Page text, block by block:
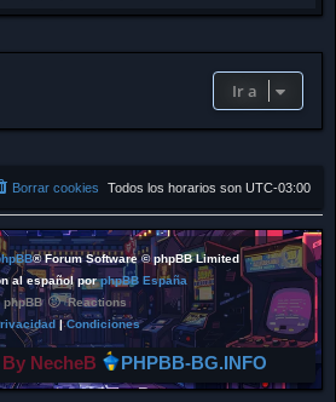
Ir a
Todos los horarios son UTC-03:00
Borrar cookies
® Forum Software © phpBB Limited
al español porphpBB España
phpBB
Reactions
|Condiciones
NecheB PHPBB-BG.INFO